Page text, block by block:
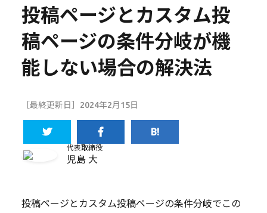
投稿ページとカスタム投
稿ページの条件分岐が機
能しない場合の解決法
［最終更新日］2024年2月15日
代表取締役
児島 大
投稿ページとカスタム投稿ページの条件分岐でこの